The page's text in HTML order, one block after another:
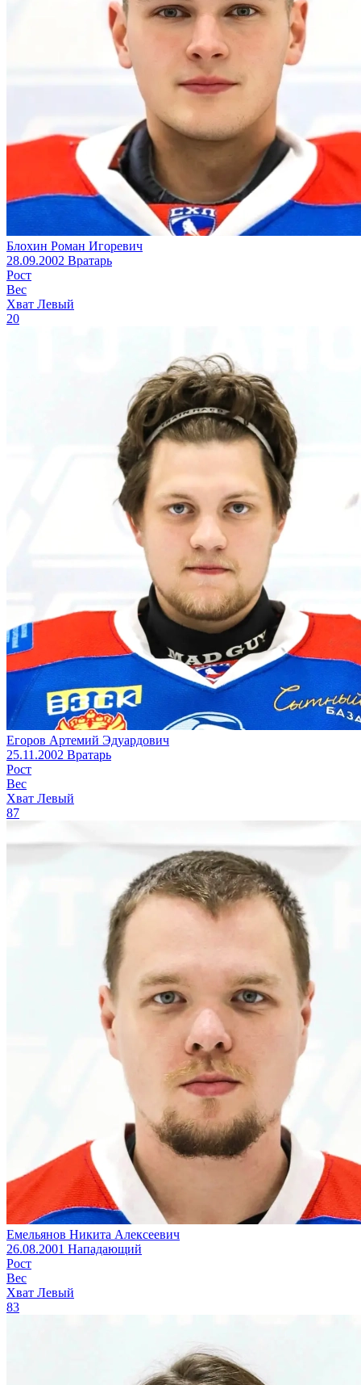
Блохин Роман Игоревич
28.09.2002 Вратарь
Рост
Вес
Хват Левый
20
Егоров Артемий Эдуардович
25.11.2002 Вратарь
Рост
Вес
Хват Левый
87
Емельянов Никита Алексеевич
26.08.2001 Нападающий
Рост
Вес
Хват Левый
83